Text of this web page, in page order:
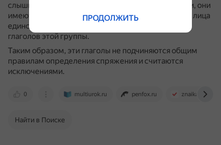
слышишь).
Ещё эти глаголы являются усекаемыми, они
имеют безударное личное окончание (кроме 1-го лица
единственного числа) в отличие от всех других
глаголов этой группы.
Таким образом, эти глаголы не подчиняются общим
правилам определения спряжения и считаются
исключениями.
0 multiurok.ru penfox.ru znaika.ru
Найти в Поиске
ПРОДОЛЖИТЬ